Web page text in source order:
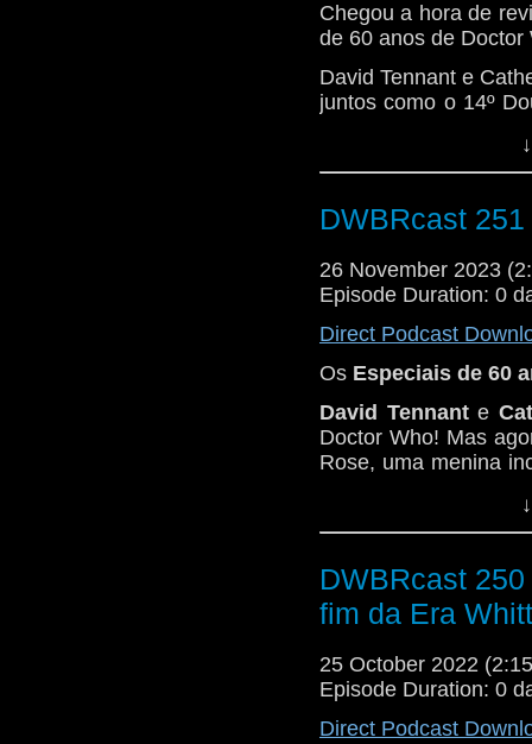
Chegou a hora de
de 60 anos de Doctor
David Tennant e
juntos como o 14º
Corredores sinistros,
com um leve toque
DWBRcast
26 November 2023
Episode Duration: 0
Direct Podcast
Os Especiais de 60
David Tennante
Doctor Who! Mas
Rose, uma menina
Neste primeiro
da galáxia! O que
também a volta da
Ação, aventura,
sônica e nova
com a gente nesse
DWBRcast
fim da Era
25 October 2022
Episode Duration: 0
Direct Podcast